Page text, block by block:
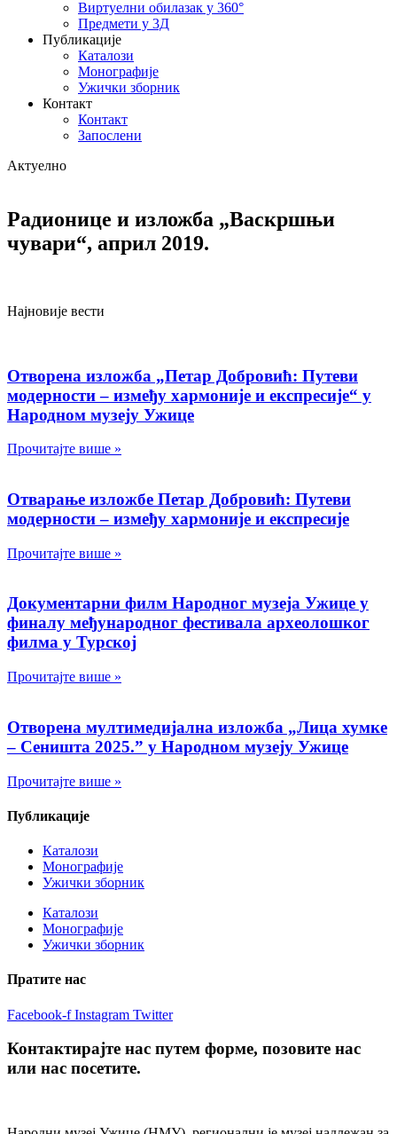
Виртуелни обилазак у 360°
Предмети у 3Д
Публикације
Каталози
Монографије
Ужички зборник
Контакт
Контакт
Запослени
Актуелно
Радионице и изложба „Васкршњи
чувари“, април 2019.
Најновије вести
Отворена изложба „Петар Добровић: Путеви
модерности – између хармоније и експресије“ у
Народном музеју Ужице
Прочитајте више »
Отварање изложбе Петар Добровић: Путеви
модерности – између хармоније и експресије
Прочитајте више »
Документарни филм Народног музеја Ужице у
финалу међународног фестивала археолошког
филма у Турској
Прочитајте више »
Отворена мултимедијална изложба „Лица хумке
– Сеништа 2025.” у Народном музеју Ужице
Прочитајте више »
Публикације
Каталози
Монографије
Ужички зборник
Каталози
Монографије
Ужички зборник
Пратите нас
Facebook-f Instagram Twitter
Контактирајте нас путем форме, позовите нас
или нас посетите.